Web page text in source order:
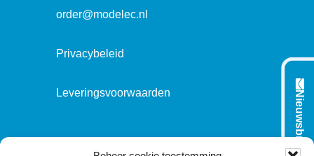
order@modelec.nl
Privacybeleid
Leveringsvoorwaarden Nieuwsbrief